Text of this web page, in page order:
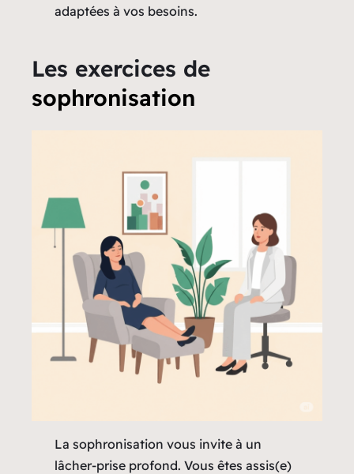
adaptées à vos besoins.
Les exercices de
sophronisation
La sophronisation vous invite à un
lâcher-prise profond. Vous êtes assis(e)